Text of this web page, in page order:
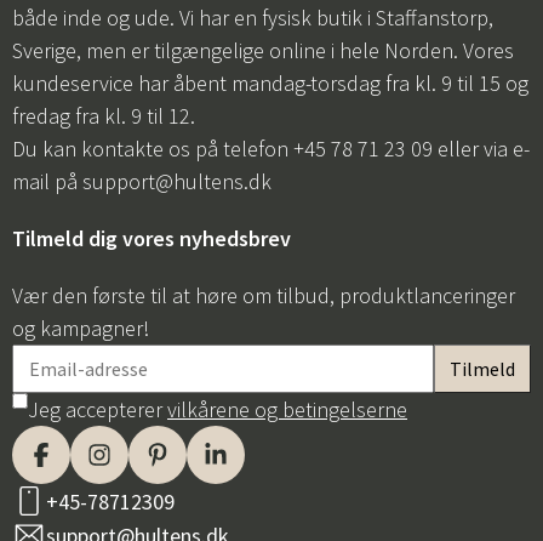
både inde og ude. Vi har en fysisk butik i Staffanstorp,
Sverige, men er tilgængelige online i hele Norden. Vores
kundeservice har åbent mandag-torsdag fra kl. 9 til 15 og
fredag fra kl. 9 til 12.
Du kan kontakte os på telefon +45 78 71 23 09 eller via e-
mail på support@hultens.dk
Tilmeld dig vores nyhedsbrev
Vær den første til at høre om tilbud, produktlanceringer
og kampagner!
Jeg accepterervilkårene og betingelserne
+45-78712309
support@hultens.dk